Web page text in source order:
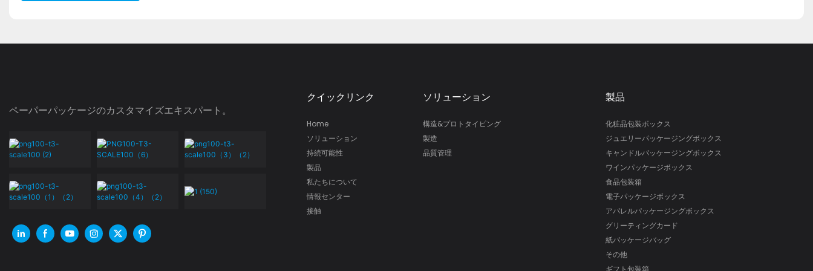
ペーパーパッケージのカスタマイズエキスパート。
クイックリンク
Home
ソリューション
持続可能性
製品
私たちについて
情報センター
接触
ソリューション
構造&プロトタイピング
製造
品質管理
製品
化粧品包装ボックス
ジュエリーパッケージングボックス
キャンドルパッケージングボックス
ワインパッケージボックス
食品包装箱
電子パッケージボックス
アパレルパッケージングボックス
グリーティングカード
紙パッケージバッグ
その他